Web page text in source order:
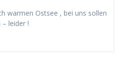
warmen Ostsee , bei uns sollen
leider !